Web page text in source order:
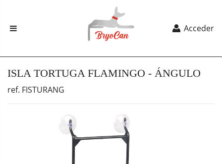
Acceder
ISLA TORTUGA FLAMINGO - ÁNGULO
ref. FISTURANG